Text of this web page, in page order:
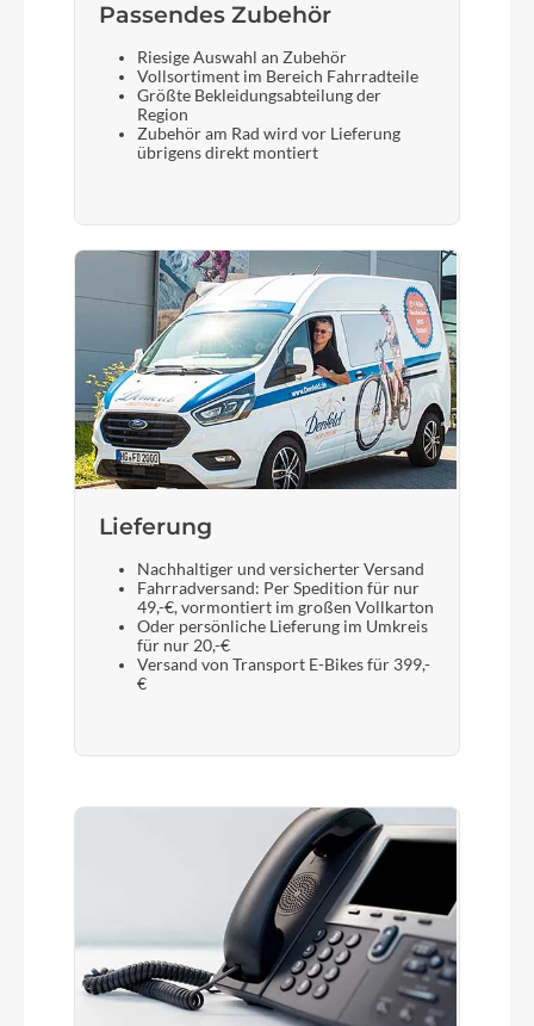
Bremshebel
Shimano SLX
Schloss
Sattel
Selle Royal On Plus moderate wide
Gabel
SR Suntour Mobie34 Air, 100 mm, 15 x 100 mm
Display
Sattelstütze
Satori Xopic2 Suspension, 31.6 mm
Passendes Zubehör
Riesige Auswahl an Zubehör
Vollsortiment im Bereich Fahrradteile
Größte Bekleidungsabteilung der
Region
Zubehör am Rad wird vor Lieferung
übrigens direkt montiert
Lieferung
Nachhaltiger und versicherter Versand
Fahrradversand: Per Spedition für nur
49,-€, vormontiert im großen Vollkarton
Oder persönliche Lieferung im Umkreis
für nur 20,-€
Versand von Transport E-Bikes für 399,-
€